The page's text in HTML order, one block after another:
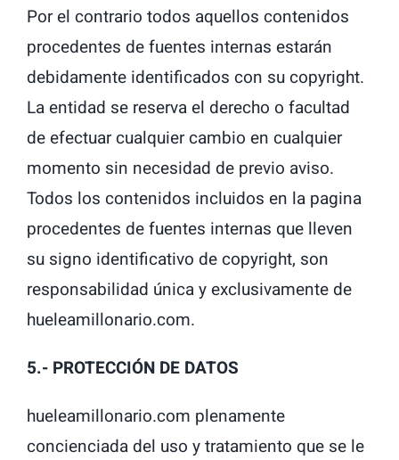
Por el contrario todos aquellos contenidos
procedentes de fuentes internas estarán
debidamente identificados con su copyright.
La entidad se reserva el derecho o facultad
de efectuar cualquier cambio en cualquier
momento sin necesidad de previo aviso.
Todos los contenidos incluidos en la pagina
procedentes de fuentes internas que lleven
su signo identificativo de copyright, son
responsabilidad única y exclusivamente de
hueleamillonario.com.
5.- PROTECCIÓN DE DATOS
hueleamillonario.com plenamente
concienciada del uso y tratamiento que se le